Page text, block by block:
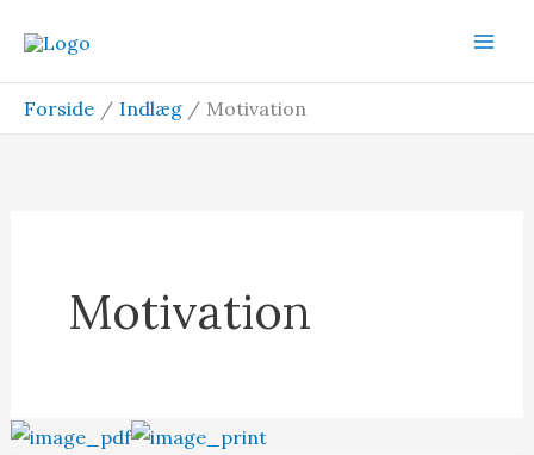
indholdet
Forside
Indlæg Motivation
Motivation